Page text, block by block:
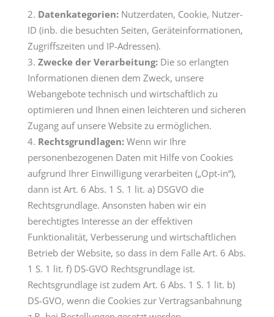
Datenkategorien:Nutzerdaten, Cookie, Nutzer-
ID (inb. die besuchten Seiten, Geräteinformationen,
Zugriffszeiten und IP-Adressen).
Zwecke der Verarbeitung:Die so erlangten
Informationen dienen dem Zweck, unsere
Webangebote technisch und wirtschaftlich zu
optimieren und Ihnen einen leichteren und sicheren
Zugang auf unsere Website zu ermöglichen.
Rechtsgrundlagen:Wenn wir Ihre
personenbezogenen Daten mit Hilfe von Cookies
aufgrund Ihrer Einwilligung verarbeiten („Opt-in“),
dann ist Art. 6 Abs. 1 S. 1 lit. a) DSGVO die
Rechtsgrundlage. Ansonsten haben wir ein
berechtigtes Interesse an der effektiven
Funktionalität, Verbesserung und wirtschaftlichen
Betrieb der Website, so dass in dem Falle Art. 6 Abs.
1 S. 1 lit. f) DS-GVO Rechtsgrundlage ist.
Rechtsgrundlage ist zudem Art. 6 Abs. 1 S. 1 lit. b)
DS-GVO, wenn die Cookies zur Vertragsanbahnung